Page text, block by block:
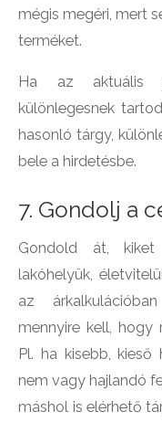
mégis megéri, mert
terméket.
Ha az aktuális
különlegesnek
hasonló tárgy,
bele a hirdetésbe.
7. Gondolj a
Gondold át,
lakóhelyük,
az
mennyire kell, hogy
Pl. ha kisebb,
nem vagy hajlandó
máshol is elérhető